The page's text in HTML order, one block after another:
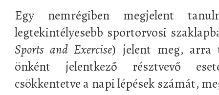
Egy nemrégiben megjelent
legtekintélyesebb sportorvosi
Sports and Exercise) jelent meg,
önként jelentkező résztvevő
csökkentetve a napi lépések számát,